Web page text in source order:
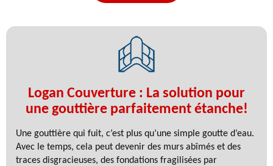
Logan Couverture : La solution pour
une gouttière parfaitement étanche!
Une gouttière qui fuit, c’est plus qu’une simple goutte d’eau.
Avec le temps, cela peut devenir des murs abîmés et des
traces disgracieuses, des fondations fragilisées par